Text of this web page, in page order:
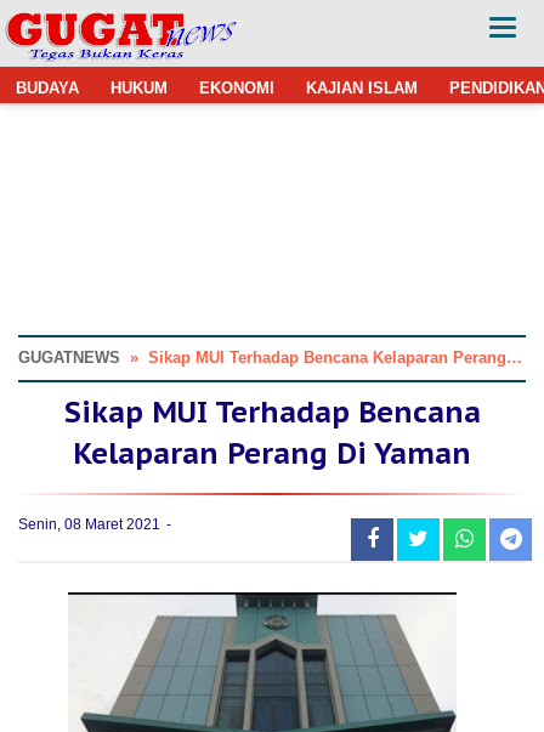
BUDAYA HUKUM EKONOMI KAJIAN ISLAM
GUGATNEWS » Sikap MUI Terhadap Bencana Kelaparan Perang Di Yaman
Sikap MUI Terhadap Bencana
Kelaparan Perang Di Yaman
Senin, 08 Maret 2021